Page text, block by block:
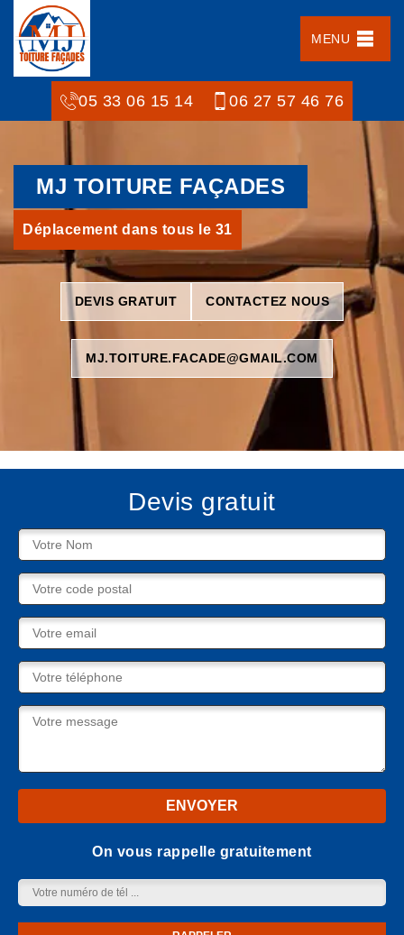
MENU
05 33 06 15 14 06 27 57 46 76
MJ TOITURE FAÇADES
Déplacement dans tous le 31
DEVIS GRATUIT CONTACTEZ NOUS
MJ.TOITURE.FACADE@GMAIL.COM
Devis gratuit
On vous rappelle gratuitement